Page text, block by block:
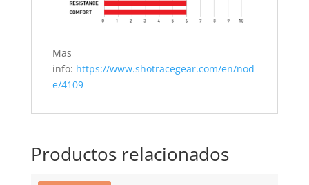
Mas
info: https://www.shotracegear.com/en/nod
e/4109
Productos relacionados